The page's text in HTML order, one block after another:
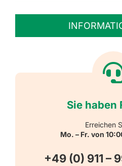
Personalisierte
Reflektierende
Sie haben
Erreichen
Mo. – Fr. von
+49 (0) 911 –